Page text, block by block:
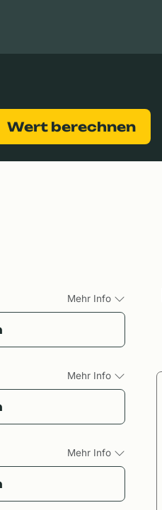
Wert berechnen
Mehr Info
Mehr Info
Mehr Info